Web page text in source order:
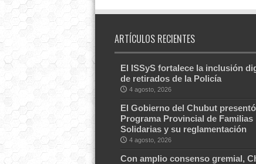
ARTÍCULOS RECIENTES
El ISSyS fortalece la inclusión
de retirados de la Policía
4 agosto, 2026
El Gobierno del Chubut
Programa Provincial de Familias
Solidarias y su reglamentación
4 agosto, 2026
Con amplio consenso gremial,